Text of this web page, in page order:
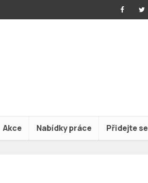
Akce Nabídky práce Přidejte se